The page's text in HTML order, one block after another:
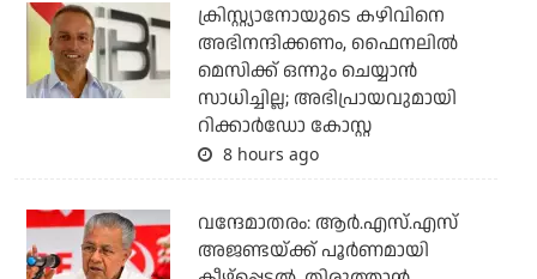
ക്രിസ്റ്റ്യാനോയുടെ കഴിവിനെ
അഭിനന്ദിക്കണം, ഫൈനലില്‍
മെസിക്ക് ഒന്നും ചെയ്യാന്‍
സാധിച്ചില്ല; അഭിപ്രായവുമായി
റിക്കാര്‍ഡോ കോസ്റ്റ
8 hours ago
വന്ദേമാതരം: ആര്‍.എസ്.എസ്
അജണ്ടയ്ക്ക് പൂര്‍ണമായി